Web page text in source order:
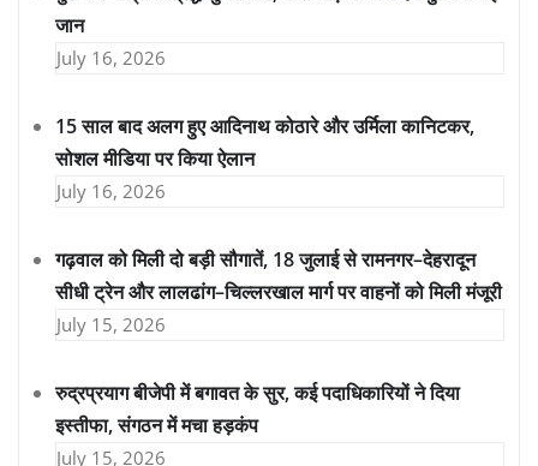
जान
July 16, 2026
15 साल बाद अलग हुए आदिनाथ कोठारे और उर्मिला कानिटकर,
सोशल मीडिया पर किया ऐलान
July 16, 2026
गढ़वाल को मिली दो बड़ी सौगातें, 18 जुलाई से रामनगर–देहरादून
सीधी ट्रेन और लालढांग–चिल्लरखाल मार्ग पर वाहनों को मिली मंजूरी
July 15, 2026
रुद्रप्रयाग बीजेपी में बगावत के सुर, कई पदाधिकारियों ने दिया
इस्तीफा, संगठन में मचा हड़कंप
July 15, 2026